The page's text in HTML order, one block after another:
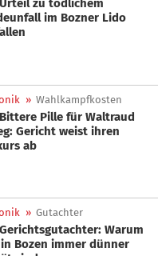
im Bozner Lido
» Wahlkampfkosten
Gericht weist ihren
ab
» Gutachter
Bozen immer dünner